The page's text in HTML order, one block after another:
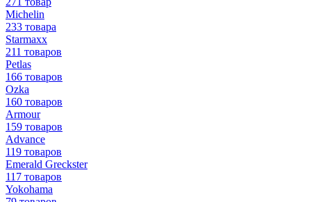
Michelin
233 товара
Starmaxx
211 товаров
Petlas
166 товаров
Ozka
160 товаров
Armour
159 товаров
Advance
119 товаров
Emerald Greckster
117 товаров
Yokohama